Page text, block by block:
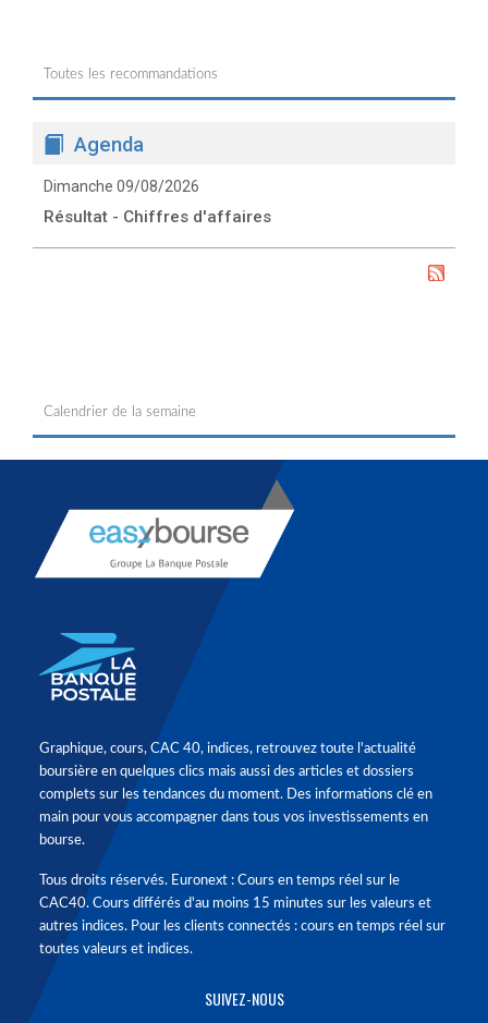
Toutes les recommandations
Agenda
Dimanche 09/08/2026
Résultat - Chiffres d'affaires
Calendrier de la semaine
Graphique, cours, CAC 40, indices, retrouvez toute l'actualité
boursière en quelques clics mais aussi des articles et dossiers
complets sur les tendances du moment. Des informations clé en
main pour vous accompagner dans tous vos investissements en
bourse.
Tous droits réservés. Euronext : Cours en temps réel sur le
CAC40. Cours différés d'au moins 15 minutes sur les valeurs et
autres indices. Pour les clients connectés : cours en temps réel sur
toutes valeurs et indices.
SUIVEZ-NOUS